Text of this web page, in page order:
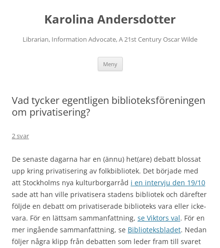
Karolina Andersdotter
Librarian, Information Advocate, A 21st Century Oscar Wilde
Meny Hoppa
innehåll
Vad tycker egentligen biblioteksföreningen
om privatisering?
2 svar
De senaste dagarna har en (ännu) het(are) debatt blossat
upp kring privatisering av folkbibliotek. Det började med
att Stockholms nya kulturborgarråd i en intervju den 19/10
sade att han ville privatisera stadens bibliotek och därefter
följde en debatt om privatiserade biblioteks vara eller icke-
vara. För en lättsam sammanfattning, se Viktors val. För en
mer ingående sammanfattning, se Biblioteksbladet. Nedan
följer några klipp från debatten som leder fram till svaret